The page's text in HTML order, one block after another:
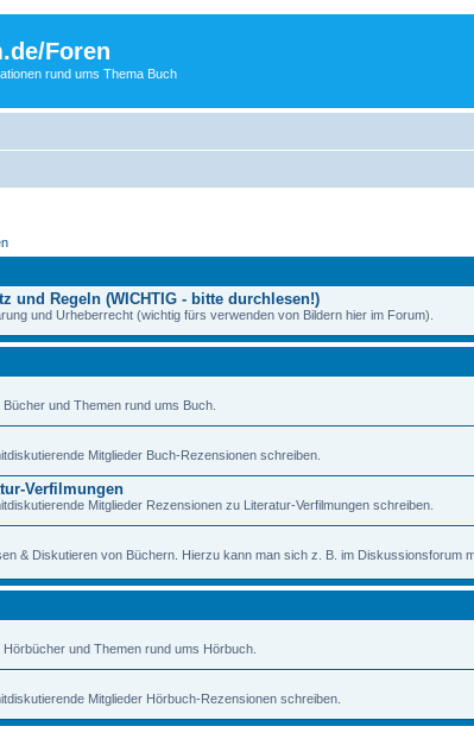
Foren
rund ums Thema Buch
und Regeln (WICHTIG - bitte durchlesen!)
und Urheberrecht (wichtig fürs verwenden von Bildern hier im Forum).
und Themen rund ums Buch.
Mitglieder Buch-Rezensionen schreiben.
Verfilmungen
Mitglieder Rezensionen zu Literatur-Verfilmungen schreiben.
& Diskutieren von Büchern. Hierzu kann man sich z. B. im Diskussionsforum
und Themen rund ums Hörbuch.
Mitglieder Hörbuch-Rezensionen schreiben.